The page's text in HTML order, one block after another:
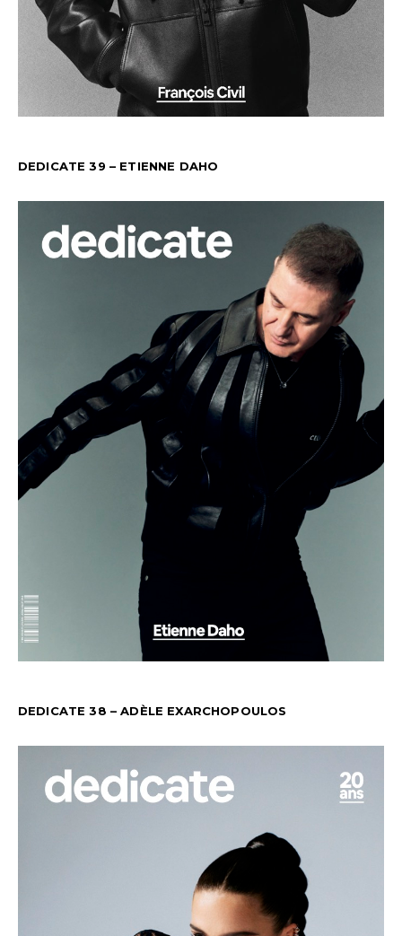
DEDICATE 39 – ETIENNE DAHO
DEDICATE 38 – ADÈLE EXARCHOPOULOS